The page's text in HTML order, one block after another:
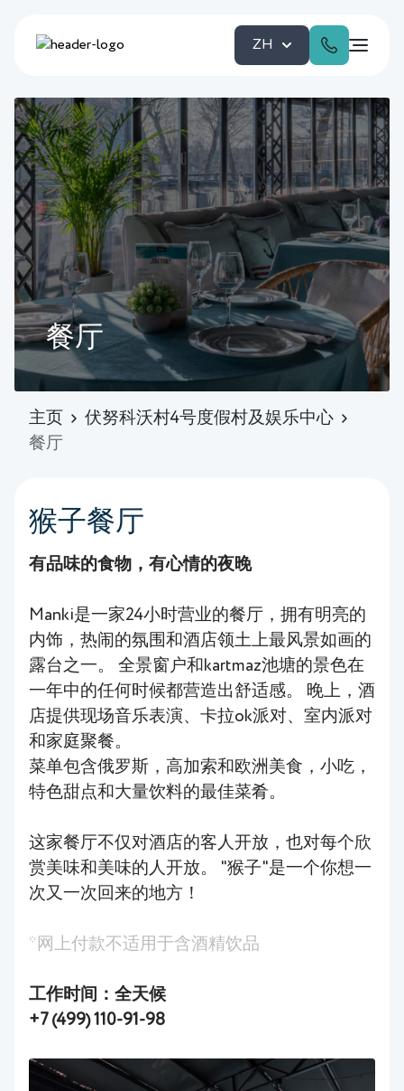
ZH
餐厅
主页
伏努科沃村4号度假村及娱乐中心
餐厅
猴子餐厅
有品味的食物，有心情的夜晚
Manki是一家24小时营业的餐厅，拥有明亮的
内饰，热闹的氛围和酒店领土上最风景如画的
露台之一。 全景窗户和kartmaz池塘的景色在
一年中的任何时候都营造出舒适感。 晚上，酒
店提供现场音乐表演、卡拉ok派对、室内派对
和家庭聚餐。
菜单包含俄罗斯，高加索和欧洲美食，小吃，
特色甜点和大量饮料的最佳菜肴。
这家餐厅不仅对酒店的客人开放，也对每个欣
赏美味和美味的人开放。 "猴子"是一个你想一
次又一次回来的地方！
*网上付款不适用于含酒精饮品
工作时间：全天候
+7 (499) 110-91-98